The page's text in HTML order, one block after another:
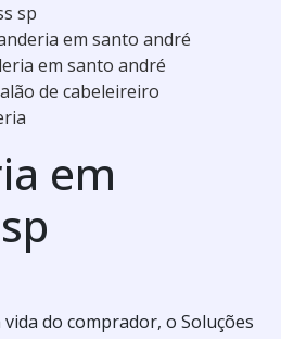
sp
em santo andré
em santo andré
de cabeleireiro
em
do comprador, o Soluções